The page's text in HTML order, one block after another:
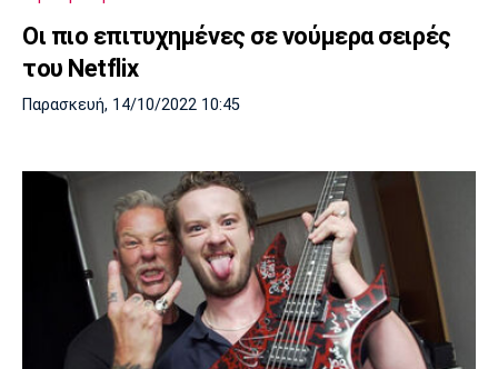
Οι πιο επιτυχημένες σε νούμερα σειρές
του Netflix
Παρασκευή, 14/10/2022 10:45